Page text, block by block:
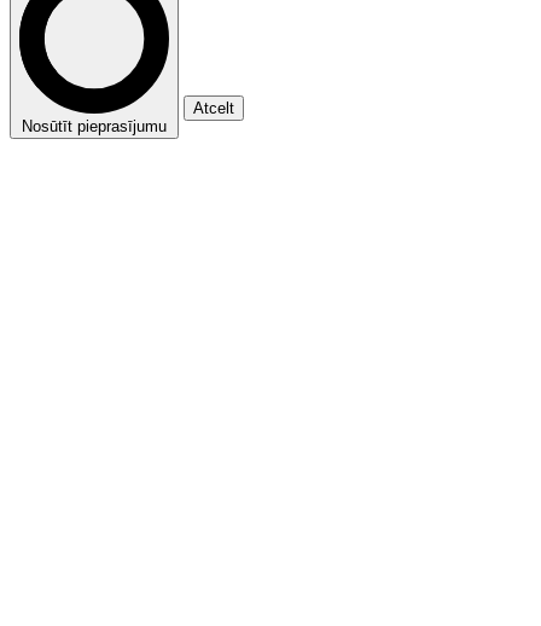
Nosūtīt pieprasījumu
Atcelt